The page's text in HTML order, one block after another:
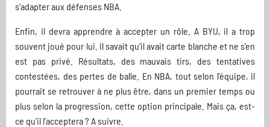
s'adapter aux défenses NBA.
Enfin, il devra apprendre à accepter un rôle. A BYU, il a trop
souvent joué pour lui. Il savait qu'il avait carte blanche et ne s'en
est pas privé. Résultats, des mauvais tirs, des tentatives
contestées, des pertes de balle. En NBA, tout selon l'équipe, il
pourrait se retrouver à ne plus être, dans un premier temps ou
plus selon la progression, cette option principale. Mais ça, est-
ce qu'il l'acceptera ? A suivre.